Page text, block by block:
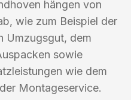
hängen von
wie zum Beispiel der
Umzugsgut, dem
sowie
wie dem
Montageservice.